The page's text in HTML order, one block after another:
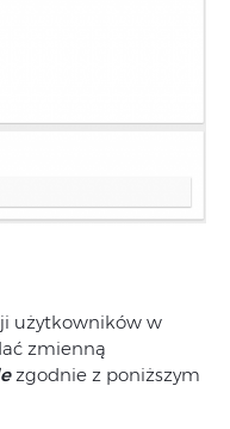
użytkowników w
zmienną
zgodnie z poniższym